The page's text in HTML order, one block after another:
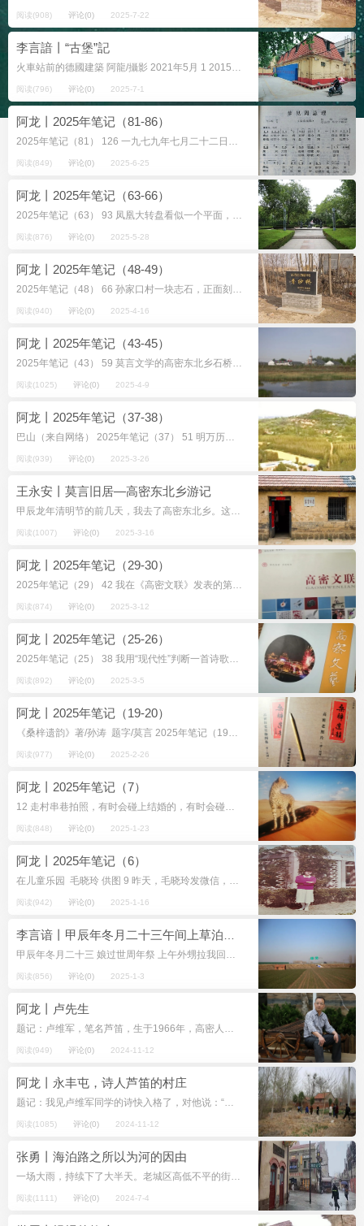
阅读(908) 评论(0) 2025-7-22
李言諳丨“古堡”記
火車站前的德國建築 阿龍/攝影 2021年5月 1 2015年母校高密一中建校70周年，校慶前，我獲准入校拍照——畢業離校30年後第一次回母校看看。“文昌街西569”號...
阅读(796) 评论(0) 2025-7-1
阿龙丨2025年笔记（81-86）
2025年笔记（81） 126 一九七九年七月二十二日，《群众艺术》月刊复刊发行第1期，总第58期，山东省艺术馆出版，《群众艺术》编辑部编辑，编辑部地址设...
阅读(849) 评论(0) 2025-6-25
阿龙丨2025年笔记（63-66）
2025年笔记（63） 93 凤凰大转盘看似一个平面，实际上顶个立交桥使用，按道路方向自动疏流过往车辆。近几年私家车迅速增多，负荷沉重，又添加上红绿灯来分时限流，车辆密集而不...
阅读(876) 评论(0) 2025-5-28
阿龙丨2025年笔记（48-49）
2025年笔记（48） 66 孙家口村一块志石，正面刻字为： 山东省重点文物保护单位 &nb...
阅读(940) 评论(0) 2025-4-16
阿龙丨2025年笔记（43-45）
2025年笔记（43） 59 莫言文学的高密东北乡石桥和现实生活的平安庄石桥即“红高粱桥”互证着彼此的真实，在虚构和非虚构的世界演绎着各自的命运。同...
阅读(1025) 评论(0) 2025-4-9
阿龙丨2025年笔记（37-38）
巴山（来自网络） 2025年笔记（37） 51 明万历王之臣等《诸城县志·山》（卷之二）：“巴山，在县治东北五十里。”又：“白龙山，在县治东北四十...
阅读(939) 评论(0) 2025-3-26
王永安丨莫言旧居—高密东北乡游记
甲辰龙年清明节的前几天，我去了高密东北乡。这样一个富有诗意、吸粉的地名，是1984年莫言写的小说《秋水》中首次见闻的字眼。我这次游学的目的地是“莫言旧居”，大栏乡平安村，一个与胶州、高密、平度三地交界的地方，南行离我母亲...
阅读(1007) 评论(0) 2025-3-16
阿龙丨2025年笔记（29-30）
2025年笔记（29） 42 我在《高密文联》发表的第一篇文章叫《神仙巷》，一篇不到三千字的散文，费了九牛二虎之力弄出来的。后来，2016年，结集出版《发现高密...
阅读(874) 评论(0) 2025-3-12
阿龙丨2025年笔记（25-26）
2025年笔记（25） 38 我用“现代性”判断一首诗歌的好坏。因为“现代性”可以激发我个人的情感穿越时间，突破空间。视频号“艺境星河”提出一个问题让DeepSeek回...
阅读(892) 评论(0) 2025-3-5
阿龙丨2025年笔记（19-20）
《桑梓遗韵》著/孙涛 题字/莫言 2025年笔记（19） 32 孙涛馆长来，送我他著作的两本书：《桑梓遗韵：高密历史实物图集》和《桑梓遗...
阅读(977) 评论(0) 2025-2-26
阿龙丨2025年笔记（7）
12 走村串巷拍照，有时会碰上结婚的，有时会碰上发丧的。喜事可以凑上前，拍几张赶快走开。丧事则不太敢靠近，怕遭嫌弃，从老远处偷拍，在做错事似的，心里总不太光明。 婚丧嫁娶是大事，拍个照为了记录民...
阅读(848) 评论(0) 2025-1-23
阿龙丨2025年笔记（6）
在儿童乐园 毛晓玲 供图 9 昨天，毛晓玲发微信，告诉我过去高密的儿童乐园就是凤凰公园的前身，或者说在儿童乐园的基础上扩建的。她读了我的《2025年笔记（4）》。我意识到笔记中可能有判断上...
阅读(942) 评论(0) 2025-1-16
甲辰年冬月二十三 娘过世周年祭 上午外甥拉我回南李村 片刻功夫，纸扎化成青烟 金条、金锭、高楼、别墅和高头大马 化成青烟。母亲 不再朝屋顶的青烟张望 也没有在竹纸的青烟里向外张望 那生...
阅读(856) 评论(0) 2025-1-3
阿龙丨卢先生
题记：卢维军，笔名芦笛，生于1966年，高密人，高密作协会员。爱好古典文学，研《周易》挈为经世致用之学，喜而习古及近体，直追乾嘉时期“高密诗派”淡远风骨。不幸于2024年9月15 日晚八时四十分因病离...
阅读(949) 评论(0) 2024-11-12
阿龙丨永丰屯，诗人芦笛的村庄
题记：我见卢维军同学的诗快入格了，对他说：“叫芦笛吧。”卢维军抬头，眨眼，说：“可以。”他为很多人起过无数名字，我随口一说，不认为他会当回事。以后，我见他写下的诗都用“芦笛”了。 2018年4月3日...
阅读(1085) 评论(0) 2024-11-12
张勇丨海泊路之所以为河的因由
一场大雨，持续下了大半天。老城区高低不平的街道，顿时成了雨水汇流的条条小河。走过四方路的拐角，忽然发觉不知何时挂上了大茅房的牌匾。抬眼一望，还有“阿婆裁缝”的广告。 阿婆裁缝的招牌，出现在博山路西侧的...
阅读(1111) 评论(0) 2024-7-4